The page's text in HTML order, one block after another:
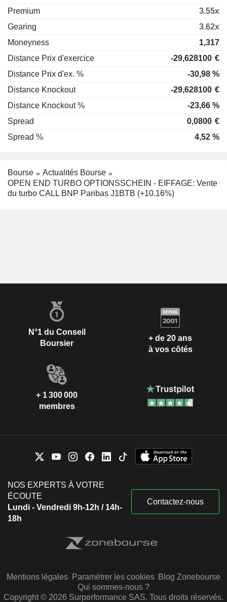
Premium
3.55x
Gearing
3.62x
Moneyness
1,317
Distance Prix d'exercice
-29,628100 €
Distance Prix d'ex. %
-30,98 %
Distance Knockout
-29,628100 €
Distance Knockout %
-23,66 %
Spread
0,0800 €
Spread %
4,52 %
Bourse
Actualités Bourse
OPEN END TURBO OPTIONSSCHEIN - EIFFAGE: Vente
du turbo CALL BNP Paribas J1BTB (+10.16%)
N°1 du Conseil
Boursier
+ de 20 ans
à vos côtés
+ 1 300 000
membres
NOS EXPERTS À VOTRE
ÉCOUTE
Lundi - Vendredi 9h-12h / 14h-
18h
Contactez-nous
Mentions légales Paramétrer les cookies Blog Zonebourse
Qui sommes-nous ?
Copyright © 2026 Surperformance SAS. Tous droits réservés.